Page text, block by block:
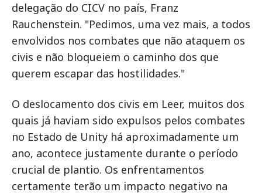
delegação do CICV no país, Franz
Rauchenstein. "Pedimos, uma vez mais, a todos
envolvidos nos combates que não ataquem os
civis e não bloqueiem o caminho dos que
querem escapar das hostilidades."
O deslocamento dos civis em Leer, muitos dos
quais já haviam sido expulsos pelos combates
no Estado de Unity há aproximadamente um
ano, acontece justamente durante o período
crucial de plantio. Os enfrentamentos
certamente terão um impacto negativo na